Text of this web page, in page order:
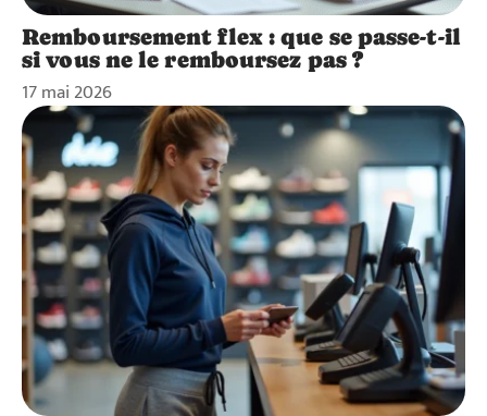
Remboursement flex : que se passe-t-il
si vous ne le remboursez pas ?
17 mai 2026